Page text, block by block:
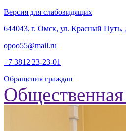
Версия для слабовидящих
‎644043, г. Омск, ул. Красный Путь,
opoo55@mail.ru
+7 3812 23-23-01
Обращения граждан